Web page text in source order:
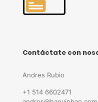
Contáctate con
Andres Rubio
+1 514 6602471